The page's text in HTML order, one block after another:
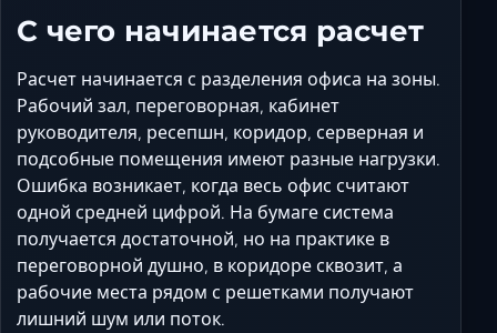
С чего начинается расчет
Расчет начинается с разделения офиса на зоны.
Рабочий зал, переговорная, кабинет
руководителя, ресепшн, коридор, серверная и
подсобные помещения имеют разные нагрузки.
Ошибка возникает, когда весь офис считают
одной средней цифрой. На бумаге система
получается достаточной, но на практике в
переговорной душно, в коридоре сквозит, а
рабочие места рядом с решетками получают
лишний шум или поток.